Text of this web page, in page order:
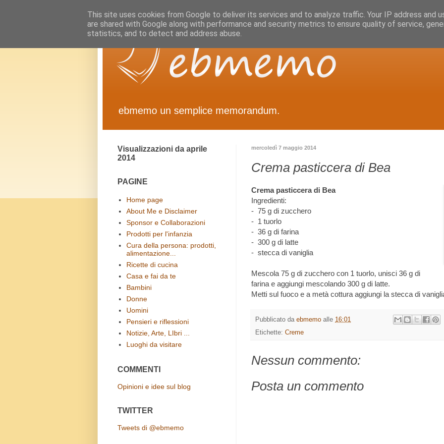
ebmemo un semplice memorandum.
mercoledì 7 maggio 2014
Crema pasticcera di Bea
Crema pasticcera di Bea
Ingredienti:
- 75 g di zucchero
- 1 tuorlo
- 36 g di farina
- 300 g di latte
- stecca di vaniglia
Mescola 75 g di zucchero con 1 tuorlo, unisci 36 g di
farina e aggiungi mescolando 300 g di latte.
Metti sul fuoco e a metà cottura aggiungi la stecca di
Pubblicato da ebmemo alle 16:01
Etichette: Creme
Nessun commento:
Posta un commento
Visualizzazioni da aprile
2014
PAGINE
Home page
About Me e Disclaimer
Sponsor e Collaborazioni
Prodotti per l'infanzia
Cura della persona: prodotti,
alimentazione...
Ricette di cucina
Casa e fai da te
Bambini
Donne
Uomini
Pensieri e riflessioni
Notizie, Arte, LIbri ...
Luoghi da visitare
COMMENTI
Opinioni e idee sul blog
TWITTER
Tweets di @ebmemo
This site uses cookies from Google to deliver its services and to analyze traffic. Your IP address and
are shared with Google along with performance and security metrics to ensure quality of service,
statistics, and to detect and address abuse.